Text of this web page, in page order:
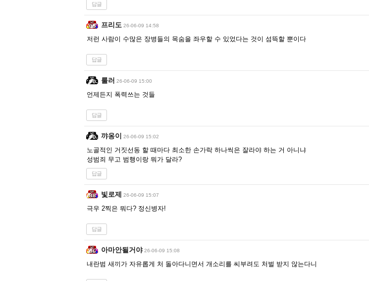
답글
프리도 26-06-09 14:58
저런 사람이 수많은 장병들의 목숨을 좌우할 수 있었다는 것이 섬뜩할 뿐이다
답글
룰러 26-06-09 15:00
언제든지 폭력쓰는 것들
답글
꺄옹이 26-06-09 15:02
노골적인 거짓선동 할 때마다 최소한 손가락 하나씩은 잘라야 하는 거 아니냐
성범죄 무고 범행이랑 뭐가 달라?
답글
빛로제 26-06-09 15:07
극우 2찍은 뭐다? 정신병자!
답글
아마안될거야 26-06-09 15:08
내란범 새끼가 자유롭게 처 돌아다니면서 개소리를 씨부려도 처벌 받지 않는다니